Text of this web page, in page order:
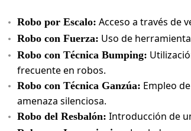
Robo por Escalo: Acceso a través de
Robo con Fuerza: Uso de
Robo con Técnica Bumping:
frecuente en robos.
Robo con Técnica Ganzúa: Empleo
amenaza silenciosa.
Robo del Resbalón: Introducción de